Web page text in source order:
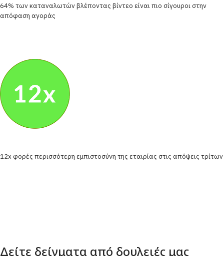
64% των καταναλωτών βλέποντας βίντεο είναι πιο σίγουροι στην
απόφαση αγοράς
12x φορές περισσότερη εμπιστοσύνη της εταιρίας στις απόψεις τρίτων
Δείτε δείγματα από δουλειές μας